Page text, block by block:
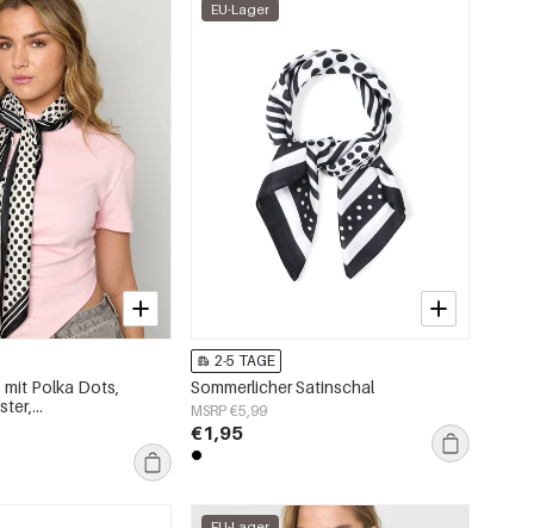
Polka Dots,
EU-Lager
2-5 TAGE
Sommerlicher Satinschal
MSRP €5,99
€1,95